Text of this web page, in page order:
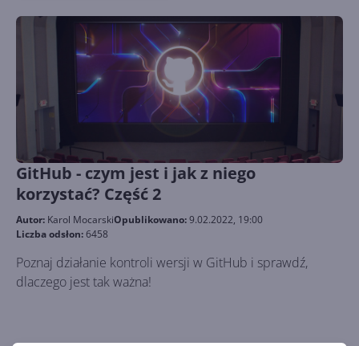
GitHub - czym jest i jak z niego
korzystać? Część 2
Autor: Karol MocarskiOpublikowano:9.02.2022, 19:00
Liczba odsłon:6458
Poznaj działanie kontroli wersji w GitHub i sprawdź,
dlaczego jest tak ważna!